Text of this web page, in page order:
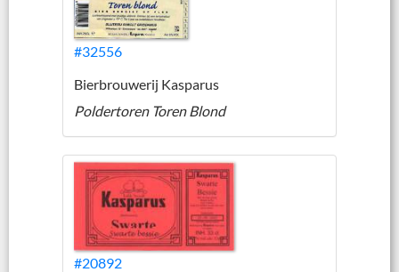
#32556
Bierbrouwerij Kasparus
Poldertoren Toren Blond
#20892